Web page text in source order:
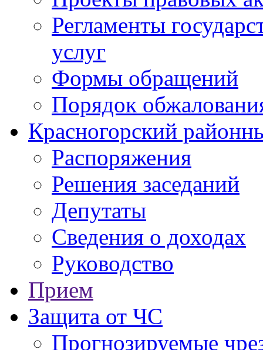
Регламенты
услуг
Формы обращений
Порядок
Красногорский
Распоряжения
Решения заседаний
Депутаты
Сведения о доходах
Руководство
Прием
Защита от ЧС
Прогнозируемые